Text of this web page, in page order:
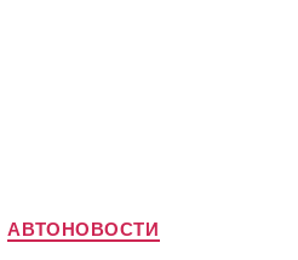
Рубрики
АВТОНОВОСТИ